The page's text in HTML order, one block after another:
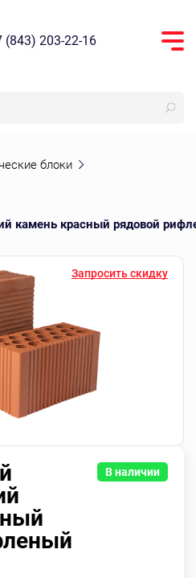
(843) 203-22-16
блоки
камень красный рядовой
Запросить скидку
В наличии